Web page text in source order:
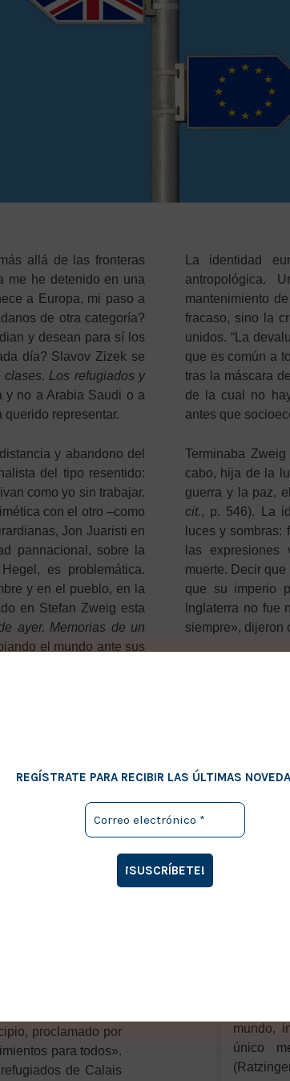
allá de las fronteras
me he detenido en una
a Europa, mi paso a
de otra categoría?
y desean para sí los
día? Slavov Zizek se
Los refugiados y
y no a Arabia Saudi o a
querido representar.
y abandono del
del tipo resentido:
como yo sin trabajar.
con el otro –como
Jon Juaristi en
pannacional, sobre la
es problemática.
y en el pueblo, en la
en Stefan Zweig esta
ayer. Memorias de un
el mundo ante sus
a la pérdida y a lo que
sobre ella, como
se inclina hacia el
en cada
Memoria de un
a sentirnos europeos,
también a una
espíritu católico,
aceptar que el otro no
cruzar las fronteras,
se trata de la
en juego:
proclamado por
para todos».
de Calais
La identidad
antropológica.
mantenimiento
fracaso, sino la
unidos. “La
que es común a
tras la máscara
de la cual no
antes que
Terminaba
cabo, hija de la
guerra y la paz,
cit., p. 546). La
luces y
las
muerte. Decir
que su imperio
Inglaterra no fue
siempre», dijeron
La esperanza de
que perderá la
nietos podrán
como uno de
estudiarlo. Mi
esperanza
Ratzinger
concreto, diciendo:
manera,
no
fuerza
mundo,
único
REGÍSTRATE PARA RECIBIR LAS ÚLTIMAS